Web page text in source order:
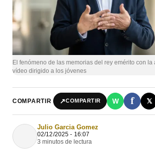
El fenómeno de las memorias del rey emérito con la
vídeo dirigido a los jóvenes
COMPARTIR ↗COMPARTIR W f 𝕏
Julio Garcia Gomez
02/12/2025 - 16:07
3 minutos de lectura